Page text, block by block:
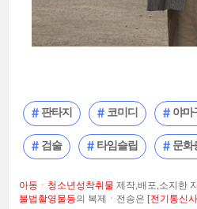
판타지 코미디 야마
검술 타임슬립 문화
아동ㆍ청소년성착취물 제작,배포,소지한
불법촬영물등의 복제ㆍ전송은 [전기통신